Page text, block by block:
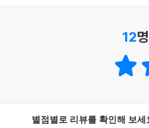
모음 ‘ㅏ’와 ‘ㅣ’, 받침 ‘ㅇ’과 ‘ㄴ’
니다. 즉 자음 ‘ㄷ’과 모음 ‘ㅏ’로 이루
과 ‘금(음)’으로 이루어져 있으니
있다고 설명하며, “심장은 빨간색,
입는 것이 좋고, 비장이 안 좋다면
도 하나 없다.
12
별점별로 리뷰를 확인해 보세